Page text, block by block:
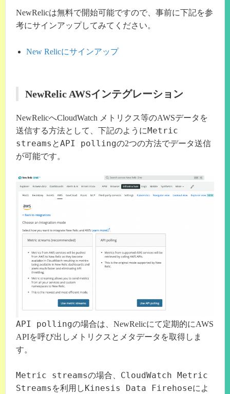
NewRelicは無料で開始可能ですので、事前に下記を参
考にサインアップしてみてください。
New Relicにサインアップ
NewRelic AWSインテグレーション
NewRelicへCloudWatch メトリクス等のAWSデータを
送信する方法として、下記のようにMetric
streams とAPI pollingの2つの方法でデータ送信
が可能です。
API pollingの場合は、NewRelicにて定期的にAWS
APIを呼び出しメトリクスとメタデータを取得しま
す。
Metric streamsの場合、 CloudWatch Metric
Streams を利用し Kinesis Data Firehoseによ